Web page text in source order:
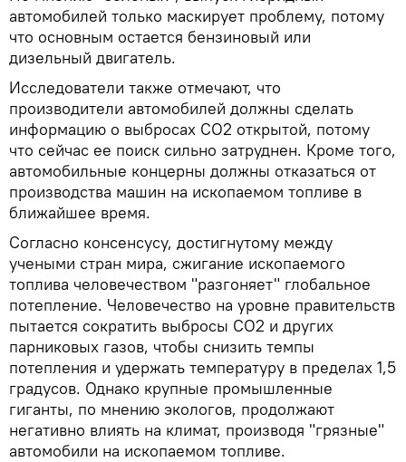
автомобилей только маскирует проблему, потому
что основным остается бензиновый или
дизельный двигатель.
Исследователи также отмечают, что
производители автомобилей должны сделать
информацию о выбросах СО2 открытой, потому
что сейчас ее поиск сильно затруднен. Кроме того,
автомобильные концерны должны отказаться от
производства машин на ископаемом топливе в
ближайшее время.
Согласно консенсусу, достигнутому между
учеными стран мира, сжигание ископаемого
топлива человечеством "разгоняет" глобальное
потепление. Человечество на уровне правительств
пытается сократить выбросы СО2 и других
парниковых газов, чтобы снизить темпы
потепления и удержать температуру в пределах 1,5
градусов. Однако крупные промышленные
гиганты, по мнению экологов, продолжают
негативно влиять на климат, производя "грязные"
автомобили на ископаемом топливе.